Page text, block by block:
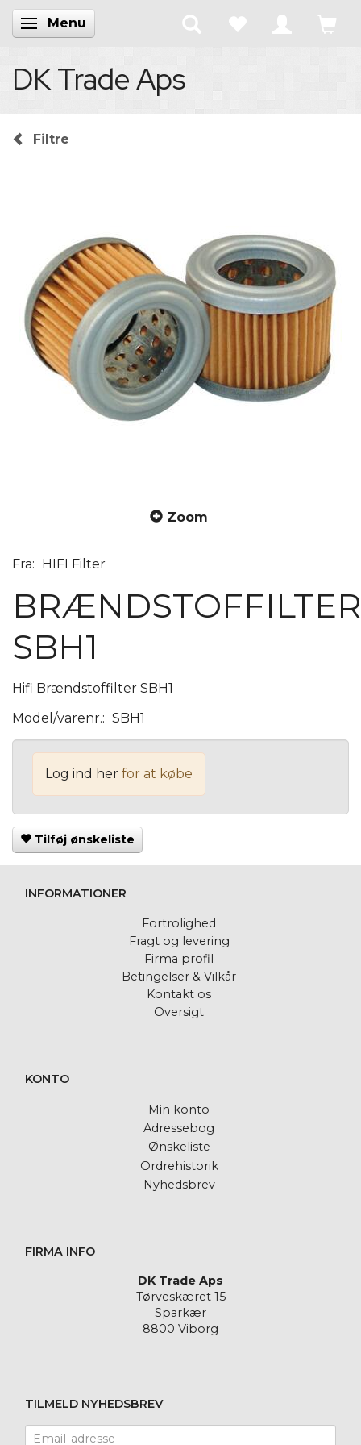
Skifte navigation
Menu
DK Trade Aps
Filtre
Zoom
Fra: HIFI Filter
BRÆNDSTOFFILTER
SBH1
Hifi Brændstoffilter SBH1
Model/varenr.: SBH1
Log ind her for at købe
Tilføj ønskeliste
INFORMATIONER
Fortrolighed
Fragt og levering
Firma profil
Betingelser & Vilkår
Kontakt os
Oversigt
KONTO
Min konto
Adressebog
Ønskeliste
Ordrehistorik
Nyhedsbrev
FIRMA INFO
DK Trade Aps
Tørveskæret 15
Sparkær
8800 Viborg
TILMELD NYHEDSBREV